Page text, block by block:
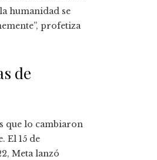
humanidad se
profetiza
de
que lo cambiaron
El 15 de
Meta lanzó